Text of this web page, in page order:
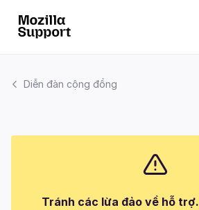
Diễn đàn cộng đồng
Tránh các lừa đảo về hỗ trợ.